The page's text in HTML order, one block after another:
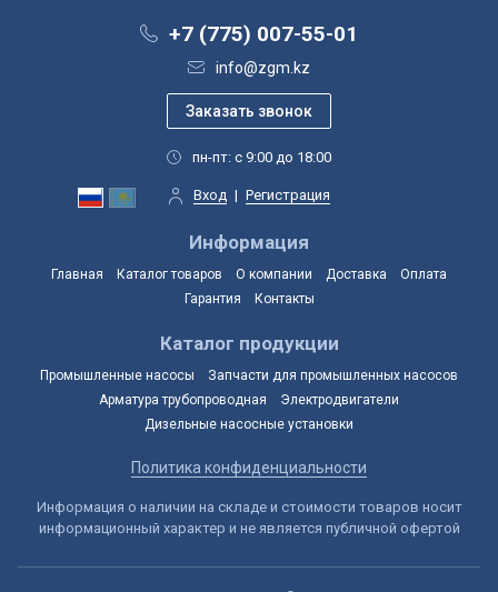
+7 (775) 007-55-01
info@zgm.kz
пн-пт: с 9:00 до 18:00
Вход | Регистрация
Информация
Главная Каталог товаров О компании Доставка
Оплата
Гарантия
Контакты
Каталог продукции
Промышленные насосы
Запчасти для промышленных насосов
Арматура трубопроводная
Электродвигатели
Дизельные насосные установки
Политика конфиденциальности
Информация о наличии на складе и стоимости товаров носит
информационный характер и не является публичной офертой